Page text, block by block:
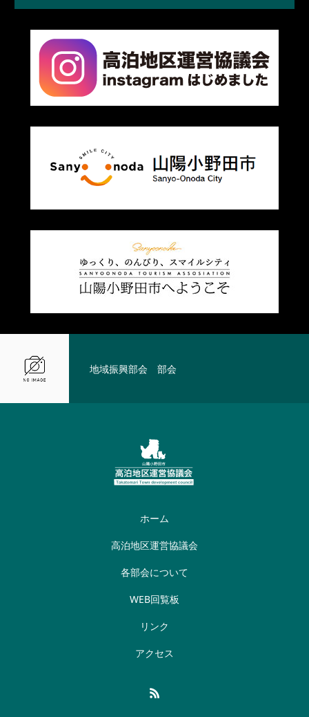
地域振興部会 部会
ホーム
高泊地区運営協議会
各部会について
WEB回覧板
リンク
アクセス